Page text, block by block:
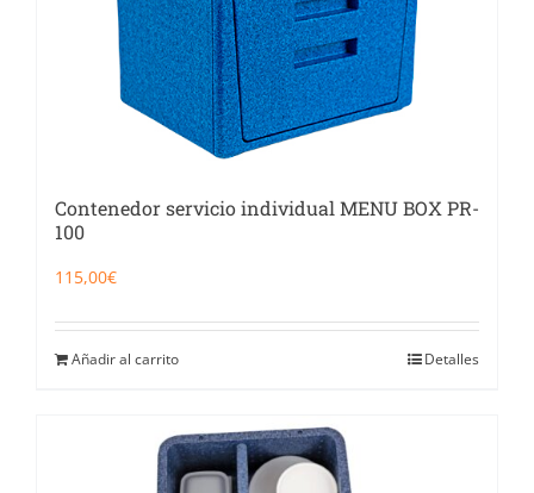
Contenedor servicio individual MENU BOX PR-
100
115,00€
Añadir al carrito Detalles